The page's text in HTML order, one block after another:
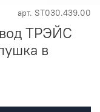
арт. ST030.439.00
ТРЭЙС
в